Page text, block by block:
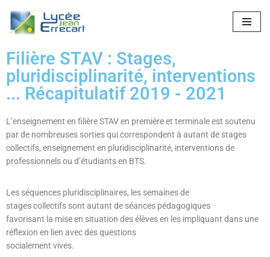
Aller
contenu
Filière STAV : Stages,
pluridisciplinarité, interventions
... Récapitulatif 2019 - 2021
L’enseignement en filière STAV en première et terminale est soutenu
par de nombreuses sorties qui correspondent à autant de stages
collectifs, enseignement en pluridisciplinarité, interventions de
professionnels ou d’étudiants en BTS.
Les séquences pluridisciplinaires, les semaines de
stages collectifs sont autant de séances pédagogiques
favorisant la mise en situation des élèves en les impliquant dans une
réflexion en lien avec des questions
socialement vives.